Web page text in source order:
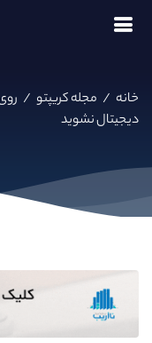
خانه / مجله کریپتو /
دیجیتال نشوید